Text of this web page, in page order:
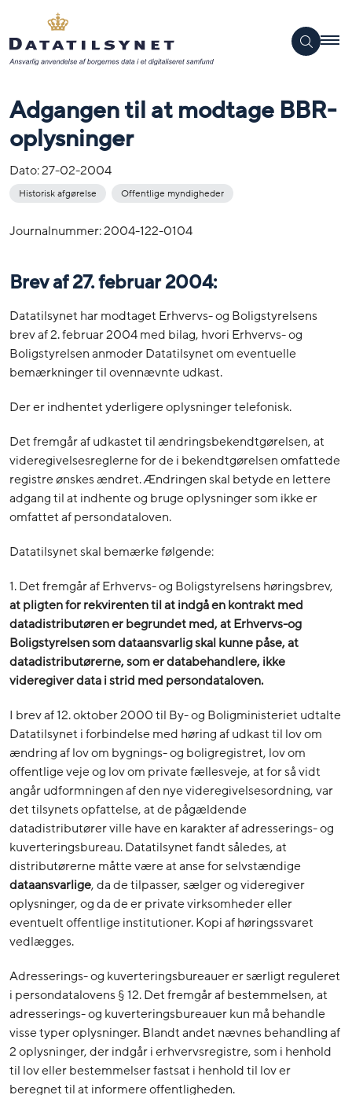
Adgangen til at modtage BBR-
oplysninger
Dato:27-02-2004
Historisk afgørelse Offentlige myndigheder
Journalnummer: 2004-122-0104
Brev af 27. februar 2004:
Datatilsynet har modtaget Erhvervs- og Boligstyrelsens
brev af 2. februar 2004 med bilag, hvori Erhvervs- og
Boligstyrelsen anmoder Datatilsynet om eventuelle
bemærkninger til ovennævnte udkast.
Der er indhentet yderligere oplysninger telefonisk.
Det fremgår af udkastet til ændringsbekendtgørelsen, at
videregivelsesreglerne for de i bekendtgørelsen omfattede
registre ønskes ændret. Ændringen skal betyde en lettere
adgang til at indhente og bruge oplysninger som ikke er
omfattet af persondataloven.
Datatilsynet skal bemærke følgende:
1. Det fremgår af Erhvervs- og Boligstyrelsens høringsbrev,
at pligten for rekvirenten til at indgå en kontrakt med
datadistributøren er begrundet med, at Erhvervs-og
Boligstyrelsen som dataansvarlig skal kunne påse, at
datadistributørerne, som er databehandlere, ikke
videregiver data i strid med persondataloven.
I brev af 12. oktober 2000 til By- og Boligministeriet udtalte
Datatilsynet i forbindelse med høring af udkast til lov om
ændring af lov om bygnings- og boligregistret, lov om
offentlige veje og lov om private fællesveje, at for så vidt
angår udformningen af den nye videregivelsesordning, var
det tilsynets opfattelse, at de pågældende
datadistributører ville have en karakter af adresserings- og
kuverteringsbureau. Datatilsynet fandt således, at
distributørerne måtte være at anse for selvstændige
dataansvarlige, da de tilpasser, sælger og videregiver
oplysninger, og da de er private virksomheder eller
eventuelt offentlige institutioner. Kopi af høringssvaret
vedlægges.
Adresserings- og kuverteringsbureauer er særligt reguleret
i persondatalovens § 12. Det fremgår af bestemmelsen, at
adresserings- og kuverteringsbureauer kun må behandle
visse typer oplysninger. Blandt andet nævnes behandling af
2 oplysninger, der indgår i erhvervsregistre, som i henhold
til lov eller bestemmelser fastsat i henhold til lov er
beregnet til at informere offentligheden.